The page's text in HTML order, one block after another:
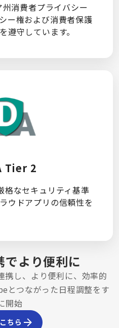
消費者プライバシー
ー権および消費者保護
遵守しています。
Tier 2
格なセキュリティ基準
ウドアプリの信頼性を
でより便利に
携し、より便利に、効率的
つながった日程調整をす
開始
ちら